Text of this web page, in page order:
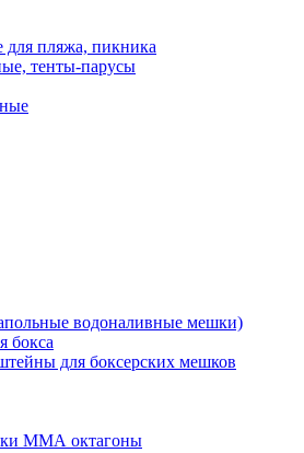
для пляжа, пикника
тенты-парусы
водоналивные мешки)
бокса
для боксерских мешков
ММА октагоны